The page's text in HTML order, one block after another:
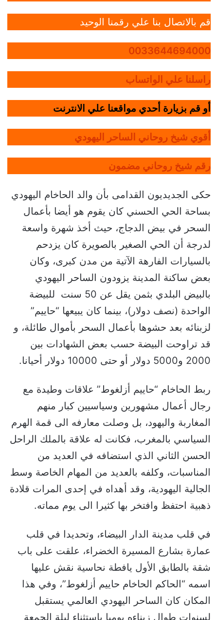
قم بالاتصال بنا علي رقمنا الوحيد
0033644694000
راسلنا علي الواتساب
أو قم بزيارة أحدي مواقعنا علي الانترنت
أقوي شيخ روحاني الساحر اليهودي
رقم شيخ روحاني مضمون
حكى الجديديون القدامى بأن والد الحاخام اليهودي
بساحة الحي الحسني كان يقوم هو أيضا بأعمال
السحر في بيض الدجاج، حيث أخذ شهرة واسعة
لدرجة أن الحي الصغير بالصويرة كان يزدحم
بالسيارات الفارهة الآتية من مدن كبرى، وكان
بعض ساكنة المدينة يزودون الساحر اليهودي
بالبيض البلدي بثمن يقل عن 50 سنت للبيضة
الواحدة (نصف دولار)، بينما كان يبيعها “حاييم”
لزبنائه بعد حشوها بأعمال السحر بأموال طائلة، و
قد تراوحت البيضة حسب بعض الشهادات بين
2000 و5000 دولار أو حتى 10000 دولار أحيانا.
ربط الحاخام “حاييم أزلغوط” علاقات وطيدة مع
رجال أعمال مشهورين وسياسيين كبار منهم
المغاربة واليهود، بل وصلت معارفه الى قمة الهرم
السياسي بالمغرب، فكانت له علاقة بالملك الراحل
الحسن الثاني الذي استضافه في العديد من
المناسبات، وكلفه بالعديد من المهام الخاصة وسط
الجالية اليهودية، وقد أهداه في إحدى المرات قلادة
ذهبية احتفظ وافتخر بها كثيرا الى يوم مماته.
في قلب مدينة الدار البيضاء، وتحديدا في قلب
عمارة بشارع المسيرة الخضراء، علقت على باب
شقة بالطابق الأول يافطة نحاسية نقش عليها
اسمه “الحاكم الحاخام حاييم أزلغوط”، وفي هذا
المكان كان الساحر اليهودي العالمي يستقبل
لسنوات طوال زبناءه يوميا باستثناء ليلة الجمعة